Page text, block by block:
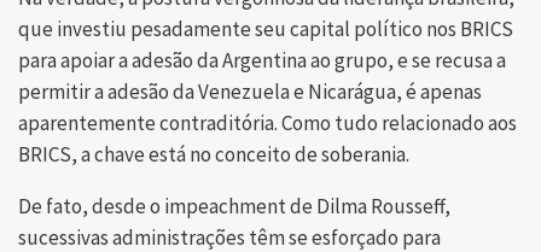
que investiu pesadamente seu capital político nos BRICS
para apoiar a adesão da Argentina ao grupo, e se recusa a
permitir a adesão da Venezuela e Nicarágua, é apenas
aparentemente contraditória. Como tudo relacionado aos
BRICS, a chave está no conceito de soberania.
De fato, desde o impeachment de Dilma Rousseff,
sucessivas administrações têm se esforçado para